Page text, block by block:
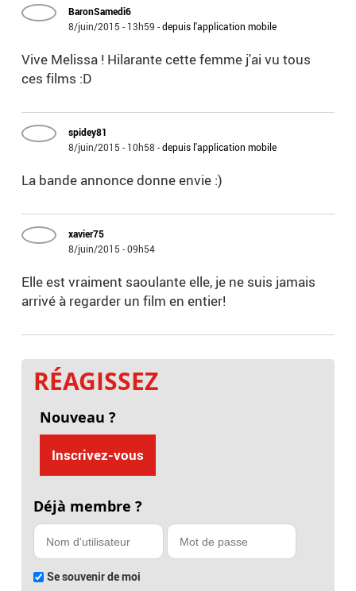
BaronSamedi6
8/juin/2015 - 13h59 -depuis l'application mobile
Vive Melissa ! Hilarante cette femme j'ai vu tous
ces films :D
spidey81
8/juin/2015 - 10h58 -depuis l'application mobile
La bande annonce donne envie :)
xavier75
8/juin/2015 - 09h54
Elle est vraiment saoulante elle, je ne suis jamais
arrivé à regarder un film en entier!
RÉAGISSEZ
Nouveau ?
Inscrivez-vous
Déjà membre ?
Se souvenir de moi